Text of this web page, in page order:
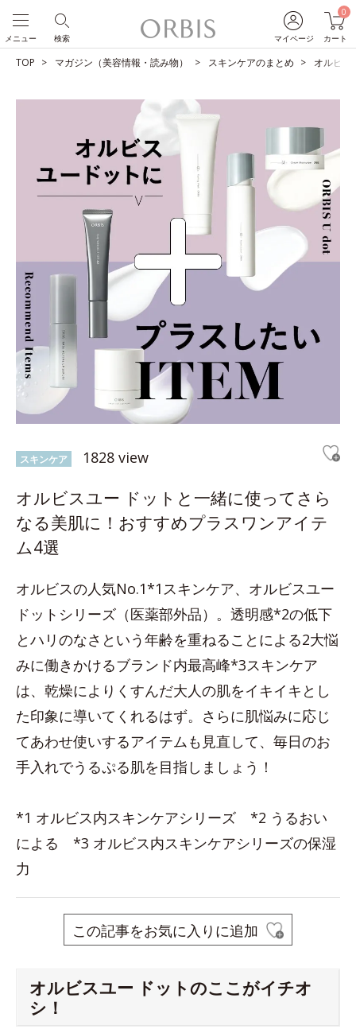
マイページ
0
カート
検索
メニュー
TOP マガジン（美容情報・読み物） スキンケアのまとめ オルビス
スキンケア 1828 view
オルビスユー ドットと一緒に使ってさら
なる美肌に！おすすめプラスワンアイテ
ム4選
オルビスの人気No.1*1スキンケア、オルビスユー
ドットシリーズ（医薬部外品）。透明感*2の低下
とハリのなさという年齢を重ねることによる2大悩
みに働きかけるブランド内最高峰*3スキンケア
は、乾燥によりくすんだ大人の肌をイキイキとし
た印象に導いてくれるはず。さらに肌悩みに応じ
てあわせ使いするアイテムも見直して、毎日のお
手入れでうるぷる肌を目指しましょう！
*1 オルビス内スキンケアシリーズ *2 うるおい
による *3 オルビス内スキンケアシリーズの保湿
力
この記事をお気に入りに追加
オルビスユー ドットのここがイチオ
シ！